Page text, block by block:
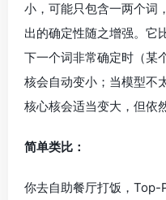
小，可能只包含一两个词
出的确定性随之增强。它
下一个词非常确定时（某
核会自动变小；当模型不
核心核会适当变大，但依
简单类比：
你去自助餐厅打饭，Top-